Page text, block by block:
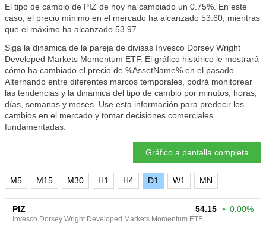
El tipo de cambio de PIZ de hoy ha cambiado un 0.75% . En este
caso, el precio mínimo en el mercado ha alcanzado 53.60, mientras
que el máximo ha alcanzado 53.97.
Siga la dinámica de la pareja de divisas Invesco Dorsey Wright
Developed Markets Momentum ETF. El gráfico histórico le mostrará
cómo ha cambiado el precio de %AssetName% en el pasado.
Alternando entre diferentes marcos temporales, podrá monitorear
las tendencias y la dinámica del tipo de cambio por minutos, horas,
días, semanas y meses. Use esta información para predecir los
cambios en el mercado y tomar decisiones comerciales
fundamentadas.
Gráfico a pantalla completa
M5 M15 M30 H1 H4 D1 W1 MN
PIZ
Invesco Dorsey Wright Developed Markets Momentum ETF
54.15 0.00%